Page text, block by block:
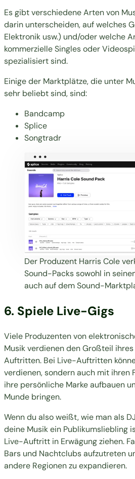
Es gibt verschiedene Arten von
darin unterscheiden, auf welches
Elektronik usw.) und/oder welche
kommerzielle Singles oder
spezialisiert sind.
Einige der Marktplätze, die unter
sehr beliebt sind, sind:
Bandcamp
Splice
Songtradr
Der Produzent Harris Cole
Sound-Packs sowohl in
auch auf dem Sound-
6. Spiele Live-Gigs
Viele Produzenten von
Musik verdienen den Großteil
Auftritten. Bei Live-Auftritten
verdienen, sondern auch mit ihren
ihre persönliche Marke aufbauen
Munde bringen.
Wenn du also weißt, wie man als
deine Musik ein Publikumsliebling
Live-Auftritt in Erwägung ziehen.
Bars und Nachtclubs aufzutreten
andere Regionen zu expandieren.